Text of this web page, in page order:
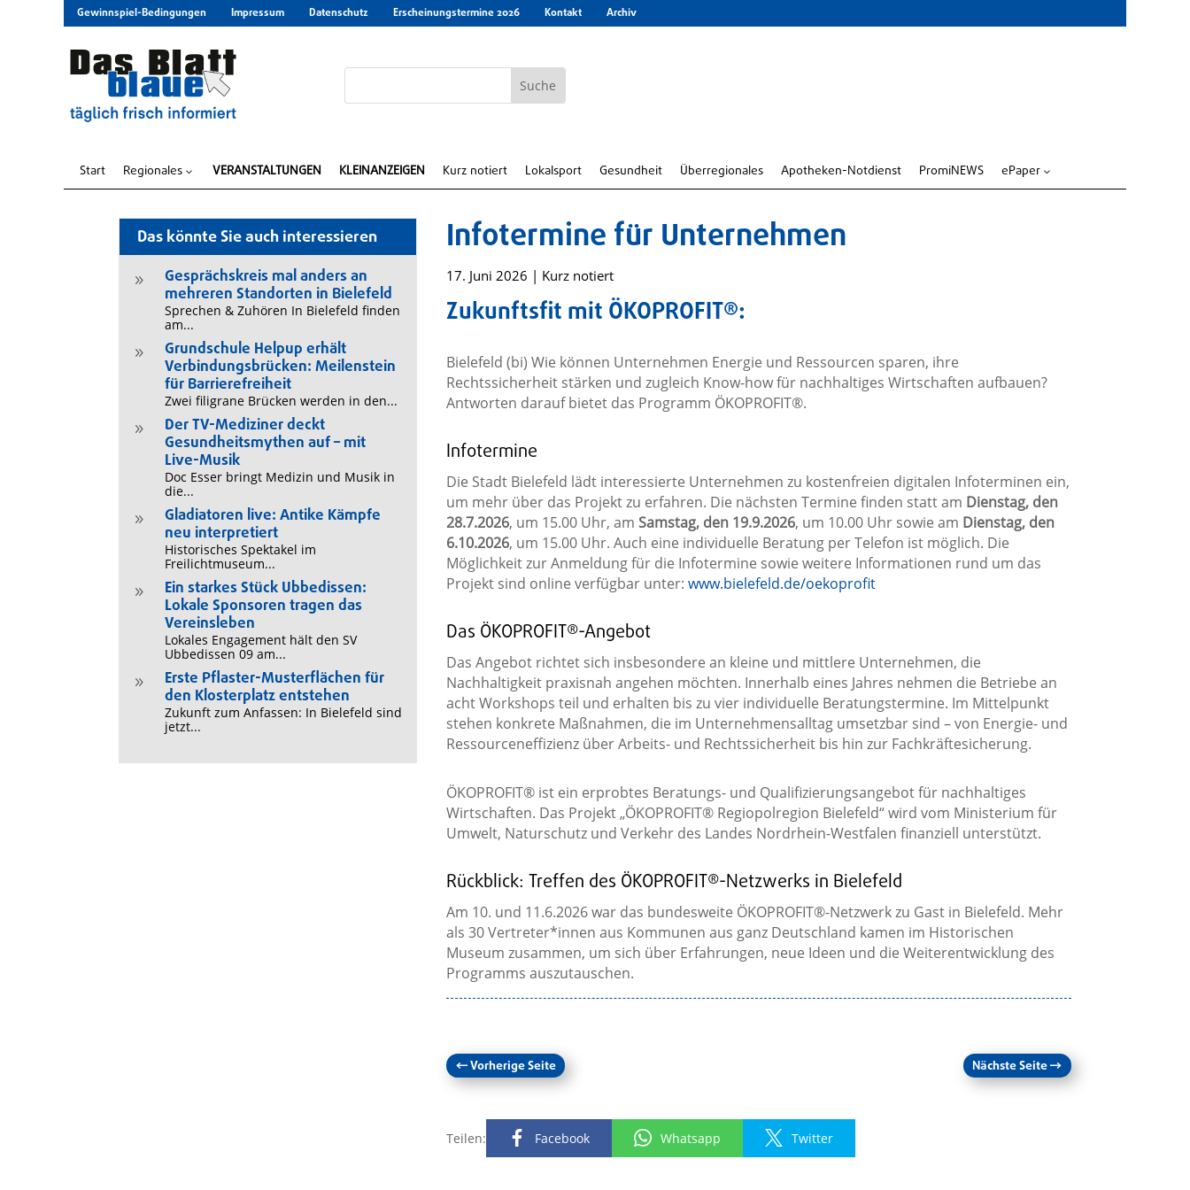
Gewinnspiel-Bedingungen Impressum Datenschutz Erscheinungstermine 2026 Kontakt Archiv
Start Regionales 3 VERANSTALTUNGEN KLEINANZEIGEN Kurz notiert Lokalsport Gesundheit Überregionales Apotheken-Notdienst PromiNEWS ePaper 3
Das könnte Sie auch interessieren
9
Gesprächskreis mal anders an
mehreren Standorten in Bielefeld
Sprechen & Zuhören In Bielefeld finden
am...
9
Grundschule Helpup erhält
Verbindungsbrücken: Meilenstein
für Barrierefreiheit
Zwei filigrane Brücken werden in den...
9
Der TV-Mediziner deckt
Gesundheitsmythen auf – mit
Live-Musik
Doc Esser bringt Medizin und Musik in
die...
9
Gladiatoren live: Antike Kämpfe
neu interpretiert
Historisches Spektakel im
Freilichtmuseum...
9
Ein starkes Stück Ubbedissen:
Lokale Sponsoren tragen das
Vereinsleben
Lokales Engagement hält den SV
Ubbedissen 09 am...
9
Erste Pflaster-Musterflächen für
den Klosterplatz entstehen
Zukunft zum Anfassen: In Bielefeld sind
jetzt...
Infotermine für Unternehmen
17. Juni 2026 | Kurz notiert
Zukunftsfit mit ÖKOPROFIT®:
Bielefeld (bi) Wie können Unternehmen Energie und Ressourcen sparen, ihre
Rechtssicherheit stärken und zugleich Know-how für nachhaltiges Wirtschaften aufbauen?
Antworten darauf bietet das Programm ÖKOPROFIT®.
Infotermine
Die Stadt Bielefeld lädt interessierte Unternehmen zu kostenfreien digitalen Infoterminen ein,
um mehr über das Projekt zu erfahren. Die nächsten Termine finden statt am Dienstag, den
28.7.2026, um 15.00 Uhr, am Samstag, den 19.9.2026, um 10.00 Uhr sowie am Dienstag, den
6.10.2026, um 15.00 Uhr. Auch eine individuelle Beratung per Telefon ist möglich. Die
Möglichkeit zur Anmeldung für die Infotermine sowie weitere Informationen rund um das
Projekt sind online verfügbar unter: www.bielefeld.de/oekoprofit
Das ÖKOPROFIT®-Angebot
Das Angebot richtet sich insbesondere an kleine und mittlere Unternehmen, die
Nachhaltigkeit praxisnah angehen möchten. Innerhalb eines Jahres nehmen die Betriebe an
acht Workshops teil und erhalten bis zu vier individuelle Beratungstermine. Im Mittelpunkt
stehen konkrete Maßnahmen, die im Unternehmensalltag umsetzbar sind – von Energie- und
Ressourceneffizienz über Arbeits- und Rechtssicherheit bis hin zur Fachkräftesicherung.
ÖKOPROFIT® ist ein erprobtes Beratungs- und Qualifizierungsangebot für nachhaltiges
Wirtschaften. Das Projekt „ÖKOPROFIT® Regiopolregion Bielefeld“ wird vom Ministerium für
Umwelt, Naturschutz und Verkehr des Landes Nordrhein-Westfalen finanziell unterstützt.
Rückblick: Treffen des ÖKOPROFIT®-Netzwerks in Bielefeld
Am 10. und 11.6.2026 war das bundesweite ÖKOPROFIT®-Netzwerk zu Gast in Bielefeld. Mehr
als 30 Vertreter*innen aus Kommunen aus ganz Deutschland kamen im Historischen
Museum zusammen, um sich über Erfahrungen, neue Ideen und die Weiterentwicklung des
Programms auszutauschen.
←Vorherige Seite Nächste Seite→
Teilen: Facebook Whatsapp Twitter